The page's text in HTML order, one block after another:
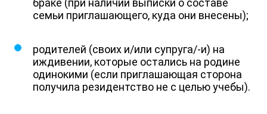
семьи приглашающего, куда они внесены);
родителей (своих и/или супруга/-и) на
иждивении, которые остались на родине
одинокими (если приглашающая сторона
получила резидентство не с целью учебы).